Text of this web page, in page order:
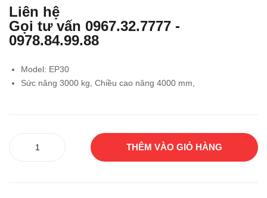
FB2
Liên hệ
Gọi tư vấn 0967.32.7777 -
0978.84.99.88
Model: EP30
Sức nâng 3000 kg, Chiều cao nâng 4000 mm,
THÊM VÀO GIỎ HÀNG